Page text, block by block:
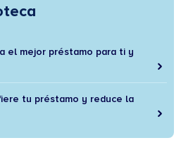
el mejor préstamo para ti y
tu préstamo y reduce la